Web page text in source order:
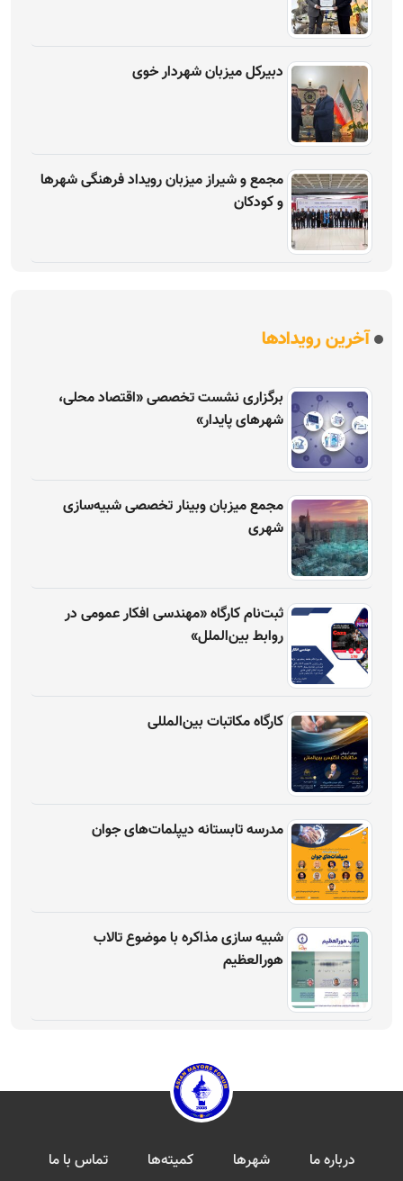
دبیرکل میزبان شهردار خوی
مجمع و شیراز میزبان رویداد فرهنگی شهرها
و کودکان
آخرین رویدادها
برگزاری نشست تخصصی «اقتصاد محلی،
شهرهای پایدار»
مجمع میزبان وبینار تخصصی شبیه‌سازی
شهری
ثبت‌نام کارگاه «مهندسی افکار عمومی در
روابط بین‌الملل»
کارگاه مکاتبات بین‌المللی
مدرسه تابستانه دیپلمات‌های جوان
شبیه سازی مذاکره با موضوع تالاب
هورالعظیم
درباره ما شهرها کمیته‌ها تماس با ما